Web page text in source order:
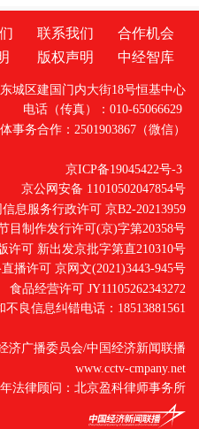
联系我们
合作机会
版权声明 中经智库
城区建国门内大街18号恒基中心
电话（传真）：010-65066629
事务合作：2501903867（微信）
京ICP备19045422号-3
京公网安备 11010502047854号
息服务行政许可 京B2-20213959
目制作发行许可(京)字第20358号
许可 新出发京批字第直210310号
直播许可 京网文(2021)3443-945号
食品经营许可 JY11105262343272
不良信息纠错电话：18513881561
济广播委员会/中国经济新闻联播
www.cctv-cmpany.net
法律顾问：北京盈科律师事务所